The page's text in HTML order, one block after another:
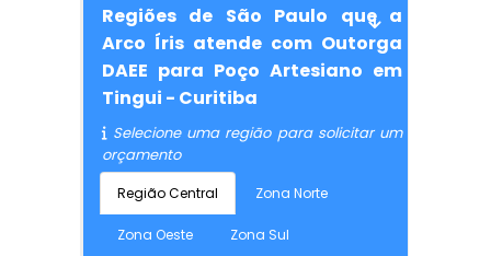
Regiões de São Paulo que a
Arco Íris atende com Outorga
DAEE para Poço Artesiano em
Tingui - Curitiba
Selecione uma região para solicitar um
orçamento
Região Central Zona Norte
Zona Oeste Zona Sul